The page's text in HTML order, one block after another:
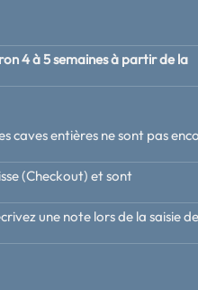
4 à 5 semaines à partir de la
caves entières ne sont pas
(Checkout) et sont
une note lors de la saisie de